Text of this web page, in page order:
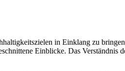
in Einklang zu
Einblicke. Das Verständnis